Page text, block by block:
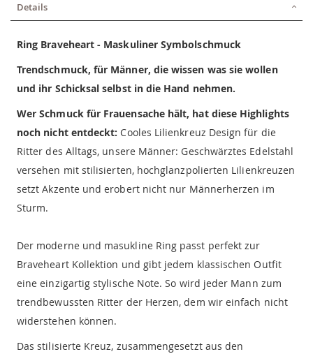
Details
Ring Braveheart - Maskuliner Symbolschmuck
Trendschmuck, für Männer, die wissen was sie wollen
und ihr Schicksal selbst in die Hand nehmen.
Wer Schmuck für Frauensache hält, hat diese Highlights
noch nicht entdeckt: Cooles Lilienkreuz Design für die
Ritter des Alltags, unsere Männer: Geschwärztes Edelstahl
versehen mit stilisierten, hochglanzpolierten Lilienkreuzen
setzt Akzente und erobert nicht nur Männerherzen im
Sturm.
Der moderne und masukline Ring passt perfekt zur
Braveheart Kollektion und gibt jedem klassischen Outfit
eine einzigartig stylische Note. So wird jeder Mann zum
trendbewussten Ritter der Herzen, dem wir einfach nicht
widerstehen können.
Das stilisierte Kreuz, zusammengesetzt aus den